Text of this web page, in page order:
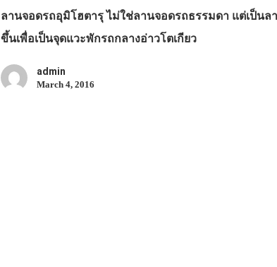
ลานจอดรถอุมิโฮตารุ ไม่ใช่ลานจอดรถธรรมดา แต่เป็นล
ขึ้นเพื่อเป็นจุดแวะพักรถกลางอ่าวโตเกียว
admin
March 4, 2016